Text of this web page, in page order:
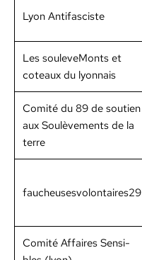
Lyon Antifas­ciste
Les souleve­Monts et
coteaux du lyon­nais
Comité du 89 de sou­tien
aux Soulève­ments de la
terre
faucheusesvolontaires29
Comité Affaires Sen­si­